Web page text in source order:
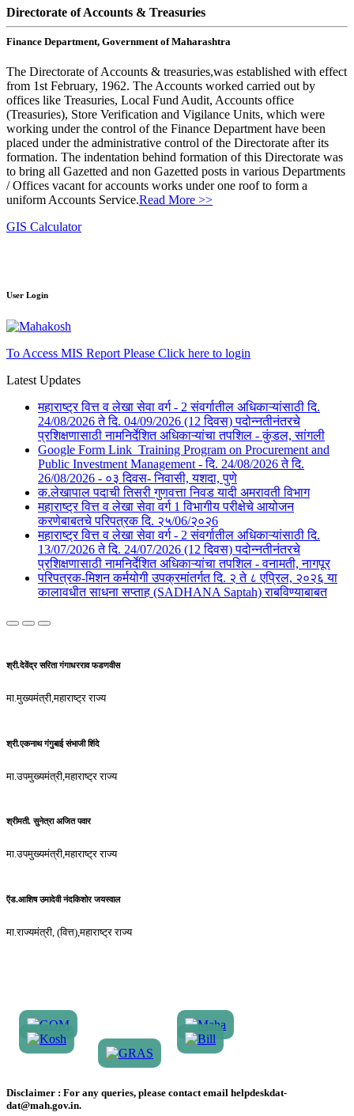
Directorate of Accounts & Treasuries
Finance Department, Government of Maharashtra
The Directorate of Accounts & treasuries,was established with effect
from 1st February, 1962. The Accounts worked carried out by
offices like Treasuries, Local Fund Audit, Accounts office
(Treasuries), Store Verification and Vigilance Units, which were
working under the control of the Finance Department have been
placed under the administrative control of the Directorate after its
formation. The indentation behind formation of this Directorate was
to bring all Gazetted and non Gazetted posts in various Departments
/ Offices vacant for accounts works under one roof to form a
uniform Accounts Service.Read More >>
GIS Calculator
User Login
To Access MIS Report Please Click here to login
Latest Updates
महाराष्ट्र वित्त व लेखा सेवा वर्ग - 2 संवर्गातील अधिकाऱ्यांसाठी दि.
24/08/2026 ते दि. 04/09/2026 (12 दिवस) पदोन्नतीनंतरचे
प्रशिक्षणासाठी नामनिर्देशित अधिकाऱ्यांचा तपशिल - कुंडल, सांगली​​
Google Form Link_Training Program on Procurement and
Public Investment Management - दि. 24/08/2026 ते दि.
26/08/2026 - ०३ दिवस- निवासी, यशदा, पुणे​
क.लेखापाल पदाची तिसरी गुणवत्ता निवड यादी अमरावती विभाग
महाराष्ट्र वित्त व लेखा सेवा वर्ग 1 विभागीय परीक्षेचे आयोजन
करणेबाबतचे परिपत्रक दि. २५/06/२०२6
महाराष्ट्र वित्त व लेखा सेवा वर्ग - 2 संवर्गातील अधिकाऱ्यांसाठी दि.
13/07/2026 ते दि. 24/07/2026 (12 दिवस) पदोन्नतीनंतरचे
प्रशिक्षणासाठी नामनिर्देशित अधिकाऱ्यांचा तपशिल - वनामती, नागपूर
परिपत्रक-मिशन कर्मयोगी उपक्रमांतर्गत दि. २ ते ८ एप्रिल, २०२६ या
कालावधीत साधना सप्ताह (SADHANA Saptah) राबविण्याबाबत
श्री.देवेंद्र सरिता गंगाधरराव फडणवीस
मा.मुख्यमंत्री,महाराष्ट्र राज्य
श्री.एकनाथ गंगुबाई संभाजी शिंदे
मा.उपमुख्यमंत्री,महाराष्ट्र राज्य
श्रीमती. सुनेत्रा अजित पवार
मा.उपमुख्यमंत्री,महाराष्ट्र राज्य
ऍड.आशिष उमादेवी नंदकिशोर जयस्वाल
मा.राज्यमंत्री, (वित्त),महाराष्ट्र राज्य
Disclaimer : For any queries, please contact email helpdeskdat-
dat@mah.gov.in.